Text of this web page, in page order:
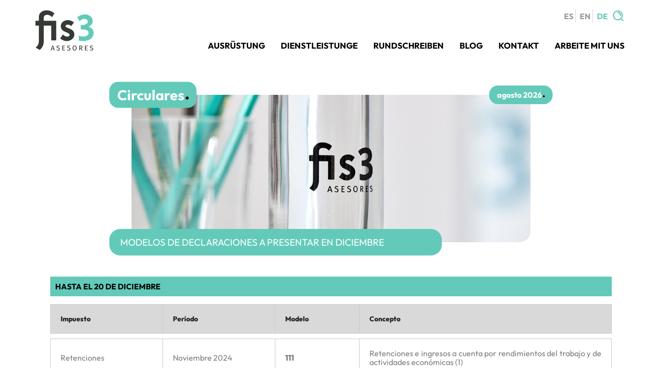
ES EN DE
for:
AUSRÜSTUNG DIENSTLEISTUNGE RUNDSCHREIBEN BLOG KONTAKT ARBEITE MIT UNS
Circulares agosto 2026
MODELOS DE DECLARACIONES A PRESENTAR EN DICIEMBRE
HASTA EL 20 DE DICIEMBRE
Impuesto Período Modelo Concepto
Retenciones Noviembre 2024 111
Retenciones e ingresos a cuenta por rendimientos del trabajo y de
actividades económicas (1)